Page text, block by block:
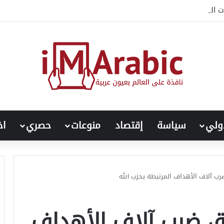
السعودية غير المباشرة على ديناميكيات النزاع السوداني
سياسة إقتصاد منوعات حصري
آلاف الأهداف المرتبطة بـحزب الله